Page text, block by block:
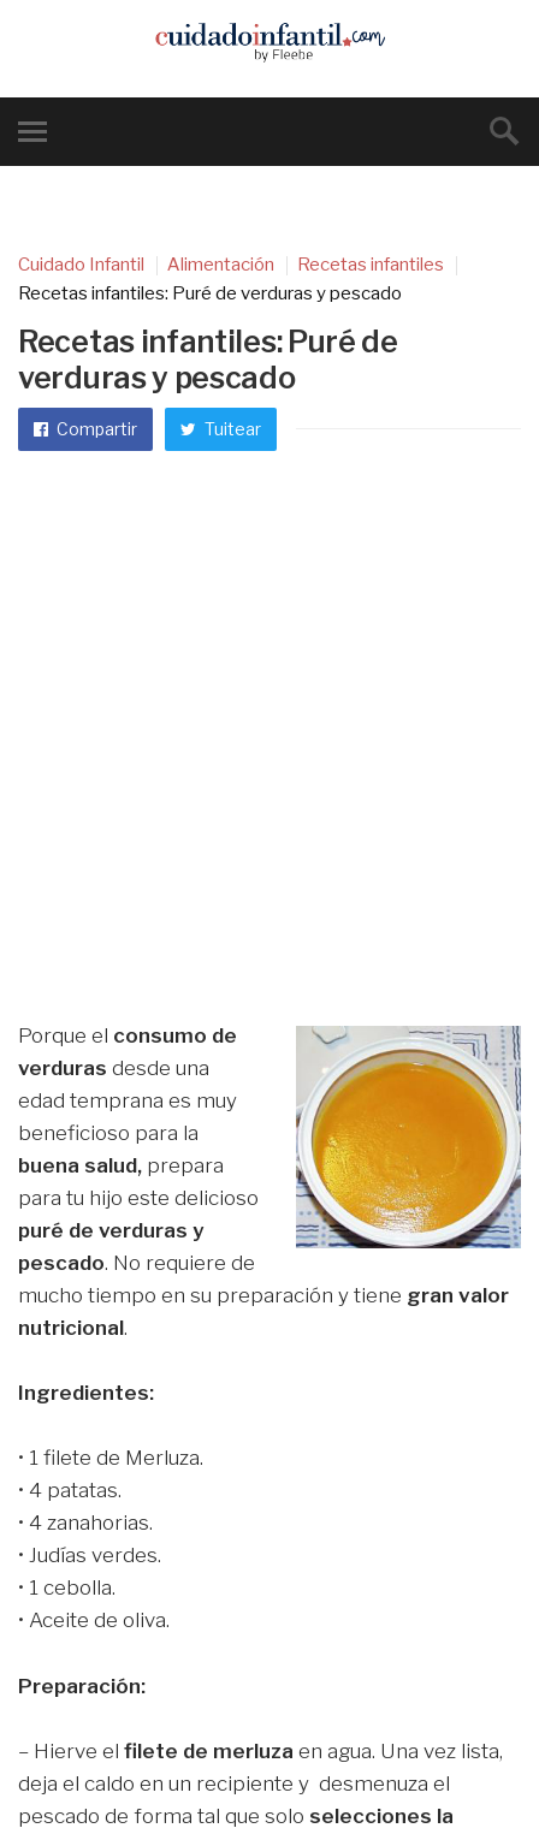
Cuidado Infantil Alimentación
Recetas infantiles
Recetas infantiles: Puré de verduras y pescado
Recetas infantiles: Puré de
verduras y pescado
Compartir Tuitear
Porque el consumo de
verduras desde una
edad temprana es muy
beneficioso para la
buena salud, prepara
para tu hijo este delicioso
puré de verduras y
pescado. No requiere de
mucho tiempo en su preparación y tiene gran valor
nutricional.
Ingredientes:
• 1 filete de Merluza.
• 4 patatas.
• 4 zanahorias.
• Judías verdes.
• 1 cebolla.
• Aceite de oliva.
Preparación:
– Hierve el filete de merluza en agua. Una vez lista,
deja el caldo en un recipiente y desmenuza el
pescado de forma tal que solo selecciones la